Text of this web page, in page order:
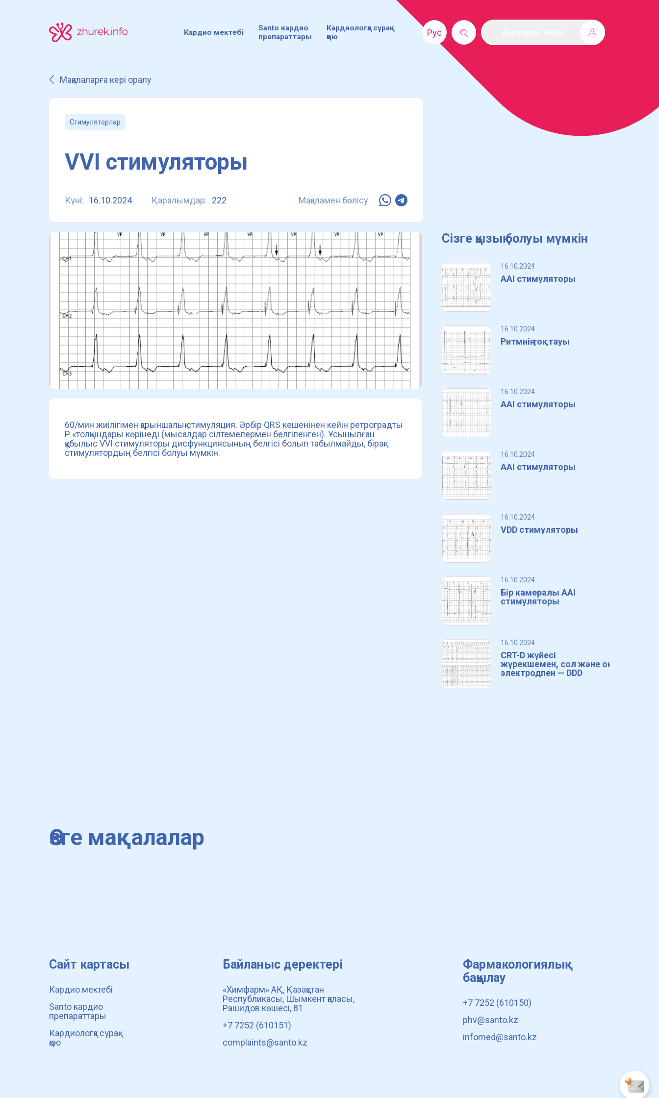
Кардио мектебі
Santo кардио
препараттары
Кардиологқа сұрақ
қою
Рус
Мақалаларға кері оралу
Стимуляторлар
VVI стимуляторы
Күні: 16.10.2024 Қаралымдар: 222 Мақаламен бөлісу:
60/мин жиілігімен қарыншалық стимуляция. Әрбір QRS кешенінен кейін ретроградты
P «толқындары көрінеді (мысалдар сілтемелермен белгіленген). Ұсынылған
құбылыс VVI стимуляторы дисфункциясының белгісі болып табылмайды, бірақ
стимулятордың белгісі болуы мүмкін.
Сізге қызық болуы мүмкін
16.10.2024
AAI стимуляторы
16.10.2024
Ритмнің тоқтауы
16.10.2024
AAI стимуляторы
16.10.2024
AAI стимуляторы
16.10.2024
VDD стимуляторы
16.10.2024
Бір камералы AAI
стимуляторы
16.10.2024
CRT-D жүйесі
жүрекшемен, сол және оң
электродпен — DDD
Өзге мақалалар
Сайт картасы
Кардио мектебі
Santo кардио
препараттары
Кардиологқа сұрақ
қою
Байланыс деректері
«Химфарм» АҚ, Қазақстан
Республикасы, Шымкент қаласы,
Рашидов көшесі, 81
+7 7252 (610151)
complaints@santo.kz
Фармакологиялық
бақылау
+7 7252 (610150)
phv@santo.kz
infomed@santo.kz